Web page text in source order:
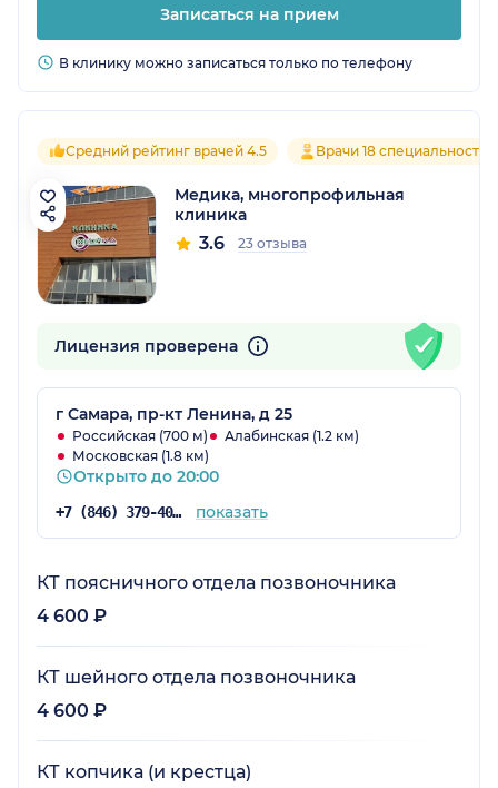
Записаться на прием
В клинику можно записаться только по телефону
Средний рейтинг врачей 4.5 Врачи 18 специальностей
Медика, многопрофильная
клиника
3.6 23 отзыва
Лицензия проверена
г Самара, пр-кт Ленина, д 25
Российская (700 м)
Алабинская (1.2 км)
Московская (1.8 км)
Открыто до 20:00
+7 (846) 379-40-81 показать
КТ поясничного отдела позвоночника
4 600 ₽
КТ шейного отдела позвоночника
4 600 ₽
КТ копчика (и крестца)